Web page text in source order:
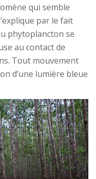
qui semble
par le fait
phytoplancton se
au contact de
Tout mouvement
d’une lumière bleue